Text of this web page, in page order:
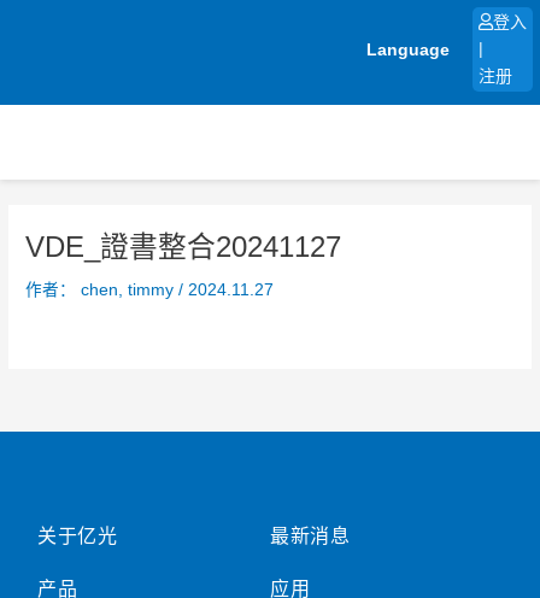
Language
登入
注册
VDE_證書整合20241127
作者： chen, timmy/ 2024.11.27
关于亿光
产品
最新消息
应用